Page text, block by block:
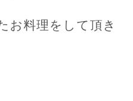
お料理をして頂き